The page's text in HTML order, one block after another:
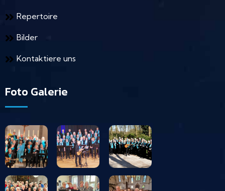
Repertoire
Bilder
Kontaktiere uns
Foto Galerie